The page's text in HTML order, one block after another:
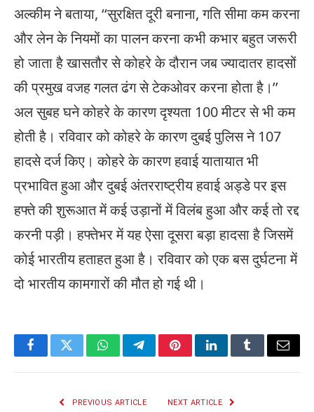
अल्कीम ने बताया, ‘‘सुरक्षित दूरी बनाना, गति सीमा कम करना
और लेन के नियमों का पालन करना कभी कभार बहुत जरूरी
हो जाता है खासतौर से कोहरे के दौरान जब ज्यादातर हादसों
की प्रमुख वजह गलत ढंग से टेकओवर करना होता है।’’
अल सुबह घने कोहरे के कारण दृश्यता 100 मीटर से भी कम
होती है। रविवार को कोहरे के कारण दुबई पुलिस ने 107
हादसे दर्ज किए। कोहरे के कारण हवाई यातायात भी
प्रभावित हुआ और दुबई अंतरराष्ट्रीय हवाई अड्डे पर इस
हफ्ते की शुरूआत में कई उड़ानों में विलंब हुआ और कई तो रद्द
करनी पड़ी। हफ्तेभर में यह ऐसा दूसरा बड़ा हादसा है जिसमें
कोई भारतीय हताहत हुआ है। रविवार को एक बस दुर्घटना में
दो भारतीय कामगारों की मौत हो गई थी।
FacebookTwitterWhatsAppTelegramPinterestLinkedInTumblrEmail
PREVIOUS ARTICLE NEXT ARTICLE